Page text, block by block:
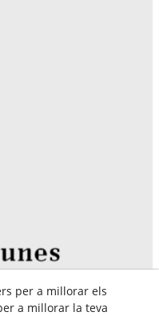
per a millorar els
a millorar la teva